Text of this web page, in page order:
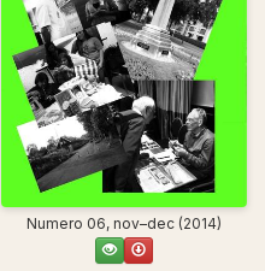
Numero 06, nov–dec (2014)